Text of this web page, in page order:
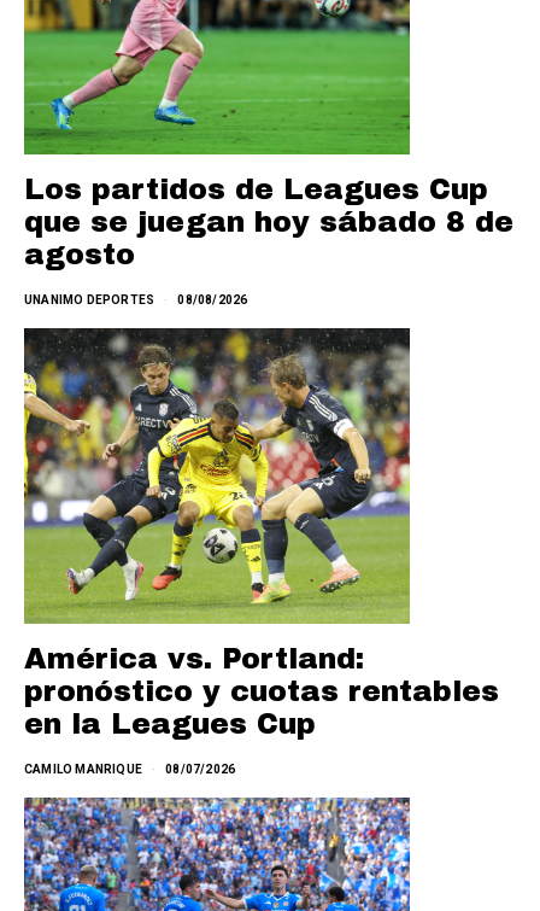
Los partidos de Leagues Cup
que se juegan hoy sábado 8 de
agosto
UNANIMO DEPORTES 08/08/2026
América vs. Portland:
pronóstico y cuotas rentables
en la Leagues Cup
CAMILO MANRIQUE 08/07/2026